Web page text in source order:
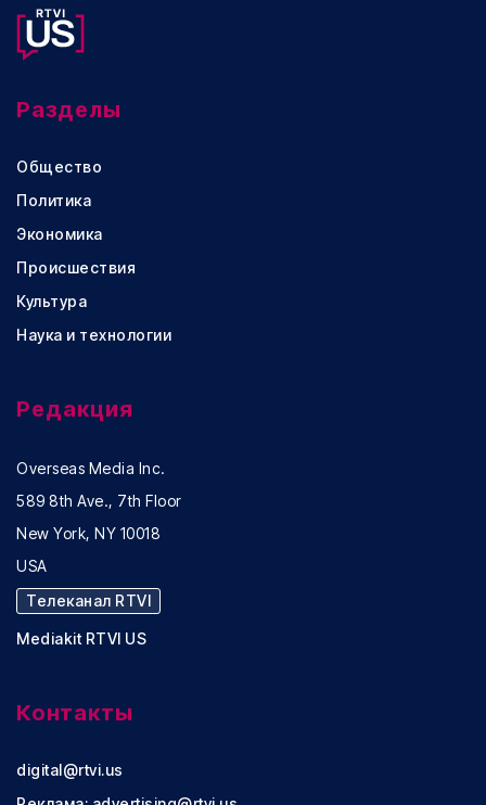
Разделы
Общество
Политика
Экономика
Происшествия
Культура
Наука и технологии
Редакция
Overseas Media Inc.
589 8th Ave., 7th Floor
New York, NY 10018
USA
Телеканал RTVI
Mediakit RTVI US
Контакты
digital@rtvi.us